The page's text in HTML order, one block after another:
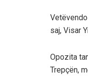
saj, Visar
Opozita
Trepçën,